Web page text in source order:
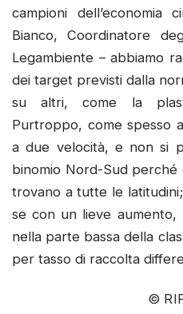
campioni dell’economia
Bianco, Coordinatore
Legambiente – abbiamo
dei target previsti dalla
su altri, come la
Purtroppo, come spesso
a due velocità, e non si
binomio Nord-Sud
trovano a tutte le
se con un lieve aumento,
nella parte bassa della
per tasso di raccolta
©